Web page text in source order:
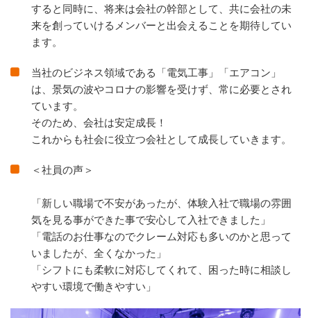
すると同時に、将来は会社の幹部として、共に会社の未
来を創っていけるメンバーと出会えることを期待してい
ます。
当社のビジネス領域である「電気工事」「エアコン」
は、景気の波やコロナの影響を受けず、常に必要とされ
ています。
そのため、会社は安定成長！
これからも社会に役立つ会社として成長していきます。
＜社員の声＞
「新しい職場で不安があったが、体験入社で職場の雰囲
気を見る事ができた事で安心して入社できました」
「電話のお仕事なのでクレーム対応も多いのかと思って
いましたが、全くなかった」
「シフトにも柔軟に対応してくれて、困った時に相談し
やすい環境で働きやすい」